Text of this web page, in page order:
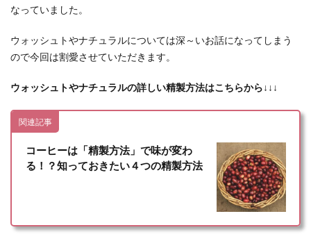
なっていました。
ウォッシュトやナチュラルについては深～いお話になってしまう
ので今回は割愛させていただきます。
ウォッシュトやナチュラルの詳しい精製方法はこちらから↓↓↓
関連記事
コーヒーは「精製方法」で味が変わ
る！？知っておきたい４つの精製方法